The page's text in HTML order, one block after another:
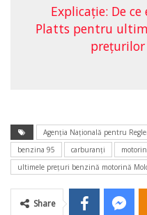
Explicaţie: De
Platts pentru
Agenția Națională pentru
benzina 95
carburanţi
ultimele preţuri benzină motorină
Share